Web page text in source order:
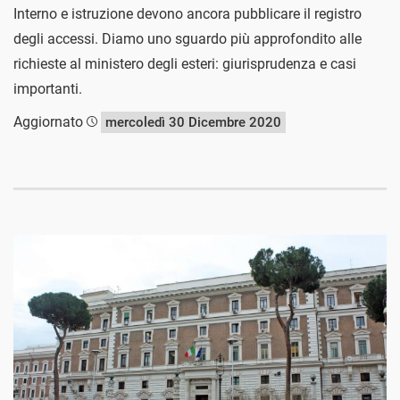
Interno e istruzione devono ancora pubblicare il registro
degli accessi. Diamo uno sguardo più approfondito alle
richieste al ministero degli esteri: giurisprudenza e casi
importanti.
Aggiornato
mercoledì 30 Dicembre 2020